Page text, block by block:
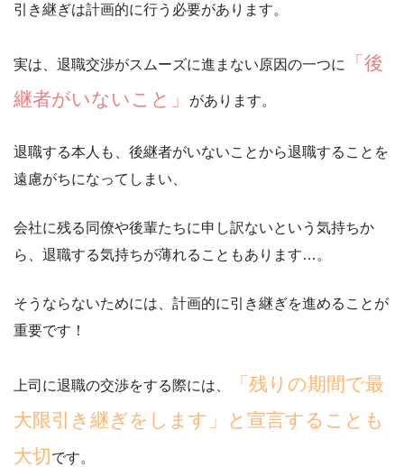
引き継ぎは計画的に行う必要があります。
実は、退職交渉がスムーズに進まない原因の一つに
「後
継者がいないこと」
があります。
退職する本人も、後継者がいないことから退職することを
遠慮がちになってしまい、
会社に残る同僚や後輩たちに申し訳ないという気持ちか
ら、 退職する気持ちが薄れることもあります…。
そうならないためには、計画的に引き継ぎを進めることが
重要です！
上司に退職の交渉をする際には、
「残りの期間で最
大限引き継ぎをします」と宣言することも
大切です。